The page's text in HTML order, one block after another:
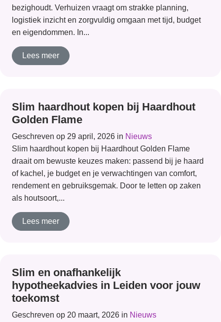
bezighoudt. Verhuizen vraagt om strakke planning,
logistiek inzicht en zorgvuldig omgaan met tijd, budget
en eigendommen. In...
Lees meer
Slim haardhout kopen bij Haardhout
Golden Flame
Geschreven op 29 april, 2026 in Nieuws
Slim haardhout kopen bij Haardhout Golden Flame
draait om bewuste keuzes maken: passend bij je haard
of kachel, je budget en je verwachtingen van comfort,
rendement en gebruiksgemak. Door te letten op zaken
als houtsoort,...
Lees meer
Slim en onafhankelijk
hypotheekadvies in Leiden voor jouw
toekomst
Geschreven op 20 maart, 2026 in Nieuws